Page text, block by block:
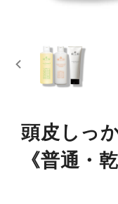
頭皮しっ
《普通・